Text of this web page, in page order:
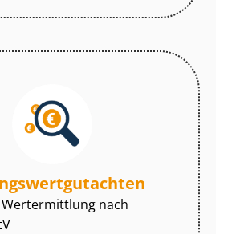
Wertermittlung nach